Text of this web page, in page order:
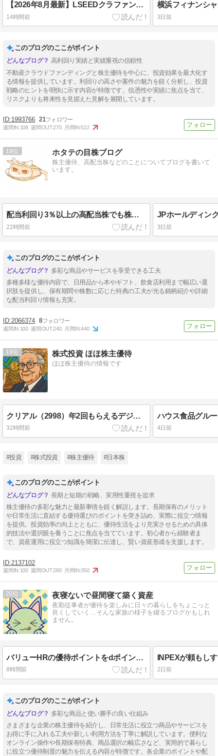
【2026年8月最新】LSEEDクラファン！Amazonギフトカード最大6,000円分をもらう方法
14時間前 3日前
このブログのここがポイント
高利回り実績と実績重視の信頼性
不動産クラウドファンディングと株主優待を中心に、投資効果を最大化す
る情報を提供しています。利回りの高さや案件の魅力を鋭く分析し、投資
戦略のヒントを明快に示す内容が特徴です。信憑性や実績に焦点を当て、
リスクよりも将来性を見据えた見解を展開しています。
1993766 21
週間IN:108 週間OUT:270 月間IN:522
18 ホタテの目株ブログ
株主優待、高配当株などのことについてブログを書いて
います。
配当利回り3％以上の高配当株でも株主優待が貰える！2026年8月が権利確定の優待銘柄！！
22時間前 3日前
このブログのここがポイント
多彩な商品やサービスを享受できる工夫
多種多様な優待内容で、日用品から本やギフト、飲食店利用まで幅広い選
択肢を提供し、保有期間や株数に応じた特典の工夫が光る銘柄紹介や詳細
な配当利回り情報も充実。
2066374 8
週間IN:100 週間OUT:240 月間IN:440
19 株式投資 ほほ株主優待
ほほ株主優待の情報です
クリアル（2998）年2回もらえるデジタルギフトの株主優待が魅力！PayPay・Amazonギフ
32時間前 4日前
#投資 #株式投資 #株主優待 #日本株
このブログのここがポイント
長期と短期の戦略、実用性重視を追求
株主優待の多彩な魅力と最新事情を鋭く解説します。長期保有のメリット
や日常生活に直結する優待選びのポイントを突き詰め、実際に役立つ情報
を提供。投資効率の向上とともに、優待生活をより充実させるための具体
的技法や選択眼を養うことに焦点を当てています。初心者から経験者ま
で、資産運用に役立つ知識を簡潔に伝達し、賢い資産形成を支援します。
2137102
週間IN:100 週間OUT:280 月間IN:350
20 夜寝ないで昼間寝て築く資産
夜勤従事者が優待を楽しみに日々の暮らしをちょこっと
良くしていく…そんな家族の様子を綴るブログかもしれ
ません。
バリューHRの優待ポイントをdポイントへ等価交換
8時間前 2日前
このブログのここがポイント
多彩な商品と使い勝手の良い仕組み
さまざまな企業の株主優待を紹介し、日常生活に役立つ商品やサービスを
お得に手に入れる工夫や新しい利用方法を丁寧に解説しています。便利な
オンライン操作や長期保有特典、商品選択の幅広さなど、実用的で暮らし
に役立つ優待制度の魅力を伝える内容が特徴です。各企業のポイントや配